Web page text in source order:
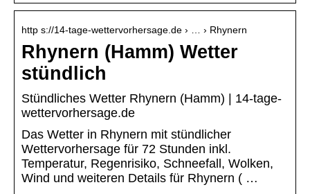
http s://14-tage-wettervorhersage.de › … › Rhynern
Rhynern (Hamm) Wetter
stündlich
Stündliches Wetter Rhynern (Hamm) | 14-tage-
wettervorhersage.de
Das Wetter in Rhynern mit stündlicher
Wettervorhersage für 72 Stunden inkl.
Temperatur, Regenrisiko, Schneefall, Wolken,
Wind und weiteren Details für Rhynern ( …